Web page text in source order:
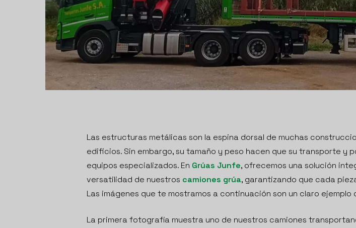
Las estructuras metálicas son la espina dorsal de muchas
edificios. Sin embargo, su tamaño y peso hacen que su transporte
equipos especializados. En Grúas Junfe, ofrecemos una solución
versatilidad de nuestros camiones grúa, garantizando que cada
Las imágenes que te mostramos a continuación son un claro ejemplo
La primera fotografía muestra uno de nuestros camiones